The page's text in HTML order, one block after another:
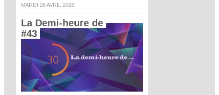
MARDI 28 AVRIL 2026
La Demi-heure de
#43